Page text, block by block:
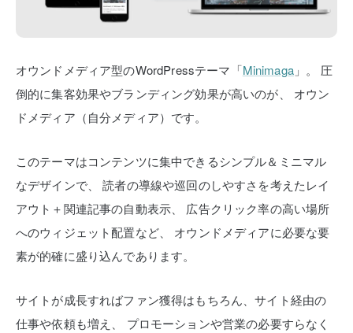
オウンドメディア型のWordPressテーマ「Minimaga」。
圧
倒的に集客効果やブランディング効果が高いのが、
オウン
ドメディア（自分メディア）です。
このテーマはコンテンツに集中できるシンプル＆ミニマル
なデザインで、
読者の導線や巡回のしやすさを考えたレイ
アウト＋関連記事の自動表示、
広告クリック率の高い場所
へのウィジェット配置など、
オウンドメディアに必要な要
素が的確に盛り込んであります。
サイトが成長すればファン獲得はもちろん、サイト経由の
仕事や依頼も増え、
プロモーションや営業の必要すらなく